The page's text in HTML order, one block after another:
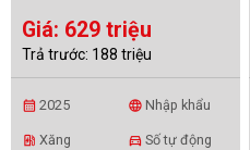
Giá: 629 triệu
Trả trước: 188 triệu
calendar_month 2025 language Nhập khẩu
ev_station Xăng directions_car Số tự động